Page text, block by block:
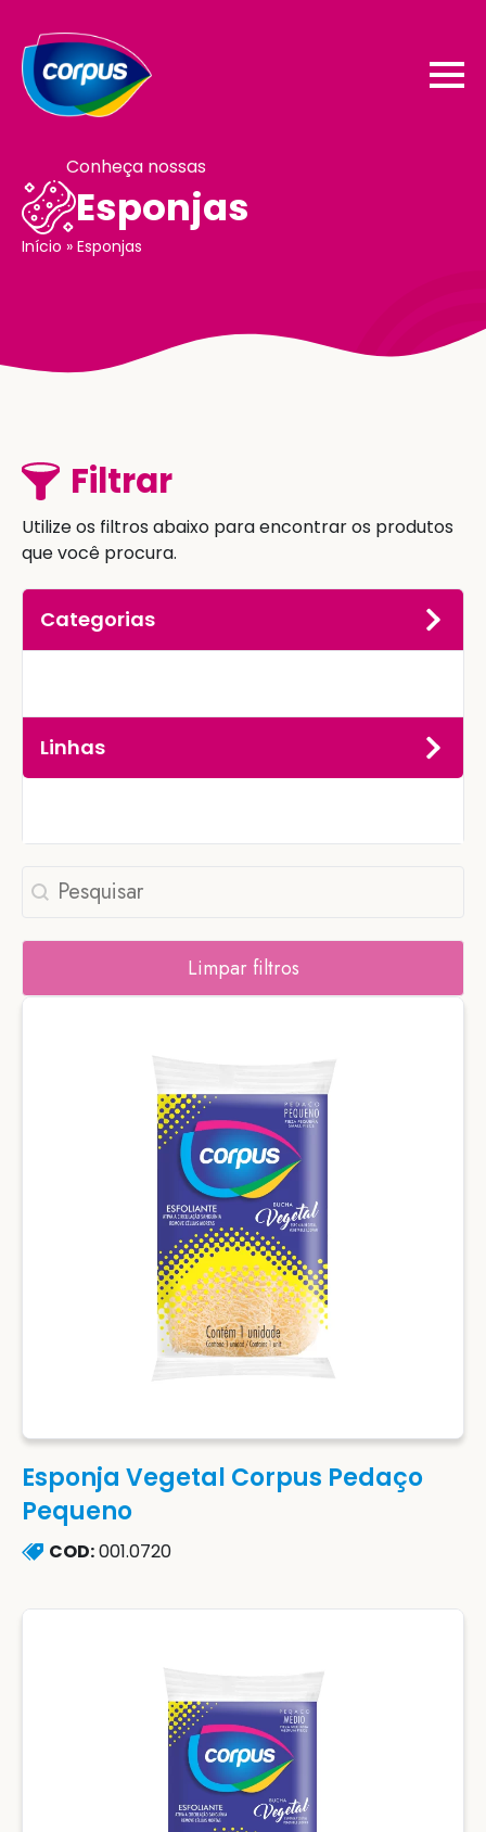
Conheça nossas
Esponjas
Início » Esponjas
Filtrar
Utilize os filtros abaixo para encontrar os produtos
que você procura.
Categorias
Linhas
Pesquisar
Search content
Limpar filtros
Esponja Vegetal Corpus Pedaço
Pequeno
COD:001.0720